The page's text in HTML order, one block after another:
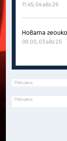
11:45, 04 авг 26
Новата
09:00, 03 авг 26
Реклама
Реклама